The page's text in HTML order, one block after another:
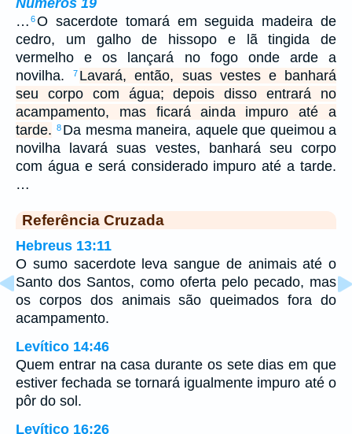
… 6O sacerdote tomará em seguida madeira de
cedro, um galho de hissopo e lã tingida de
vermelho e os lançará no fogo onde arde a
novilha.
7 Lavará, então, suas vestes e banhará
seu corpo com água; depois disso entrará no
acampamento, mas ficará ainda impuro até a
tarde.
8 Da mesma maneira, aquele que queimou a
novilha lavará suas vestes, banhará seu corpo
com água e será considerado impuro até a tarde.
…
Referência Cruzada
Hebreus 13:11
O sumo sacerdote leva sangue de animais até o
Santo dos Santos, como oferta pelo pecado, mas
os corpos dos animais são queimados fora do
acampamento.
Levítico 14:46
Quem entrar na casa durante os sete dias em que
estiver fechada se tornará igualmente impuro até o
pôr do sol.
Levítico 16:26